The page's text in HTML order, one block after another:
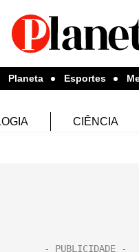
Planeta Esportes
CIÊNCIA